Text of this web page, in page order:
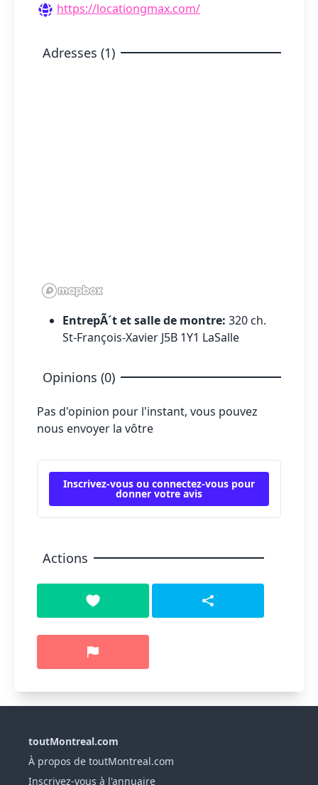
https://locationgmax.com/
Adresses (1)
EntrepÃ´t et salle de montre: 320 ch.
St-François-Xavier J5B 1Y1 LaSalle
Opinions (0)
Pas d'opinion pour l'instant, vous pouvez
nous envoyer la vôtre
Inscrivez-vous ou connectez-vous pour
donner votre avis
Actions
toutMontreal.com
À propos de toutMontreal.com
Inscrivez-vous à l'annuaire